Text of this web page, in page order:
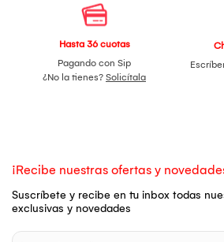
Hasta 36 cuotas
Pagando con Sip
¿No la tienes? Solicítala
¡Recibe nuestras ofertas y
Suscríbete y recibe en tu inbox todas
exclusivas y novedades